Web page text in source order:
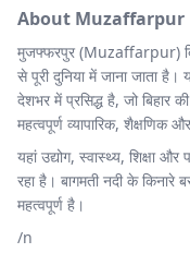
About Muzaffarpur
मुजफ्फरपुर (Muzaffarpur)
से पूरी दुनिया में जाना जाता
देशभर में प्रसिद्ध है, जो बिहार
महत्वपूर्ण व्यापारिक, शैक्षणिक
यहां उद्योग, स्वास्थ्य, शिक्षा
रहा है। बागमती नदी के किनारे
महत्वपूर्ण है।
/n